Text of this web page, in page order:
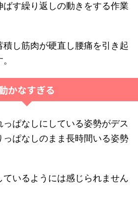
す繰り返しの動きをする作業
し筋肉が硬直し腰痛を引き起
かなすぎる
ぱなしにしている姿勢がデス
っぱなしのまま長時間いる姿勢
ているようには感じられません